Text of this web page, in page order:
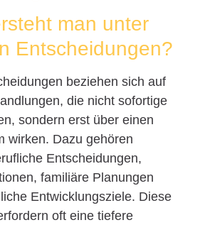
man unter
Entscheidungen?
beziehen sich auf
die nicht sofortige
sondern erst über einen
wirken. Dazu gehören
Entscheidungen,
familiäre Planungen
Entwicklungsziele. Diese
oft eine tiefere